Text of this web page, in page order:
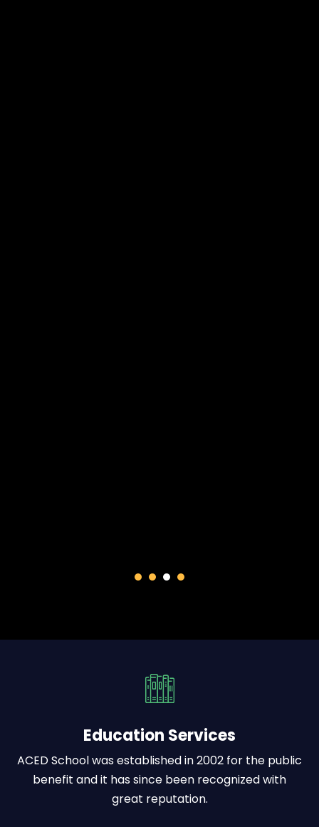
Education Services
ACED School was established in 2002 for the public
benefit and it has since been recognized with
great reputation.